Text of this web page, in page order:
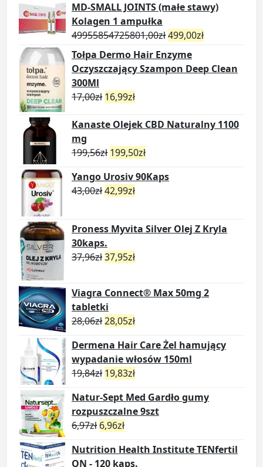
MD-SMALL JOINTS (małe stawy)
Kolagen 1 ampułka
49955854725801,00zł499,00zł
Tołpa Dermo Hair Enzyme
Oczyszczający Szampon Deep Clean
300Ml
17,00zł 16,99zł
Kanaste Olejek CBD Naturalny 1100
mg
199,56zł 199,50zł
Yango Urosiv 90Kaps
43,00zł42,99zł
Proness Myvita Silver Olej Z Kryla
30kaps.
37,96zł37,95zł
Viagra Connect® Max 50mg 2
tabletki
28,06zł28,05zł
Dermena Hair Care Żel hamujący
wypadanie włosów 150ml
19,84zł 19,83zł
Natur-Sept Med Gardło gumy
rozpuszczalne 9szt
6,97zł 6,96zł
Nutrition Health Institute TENfertil
ON - 120 kaps.